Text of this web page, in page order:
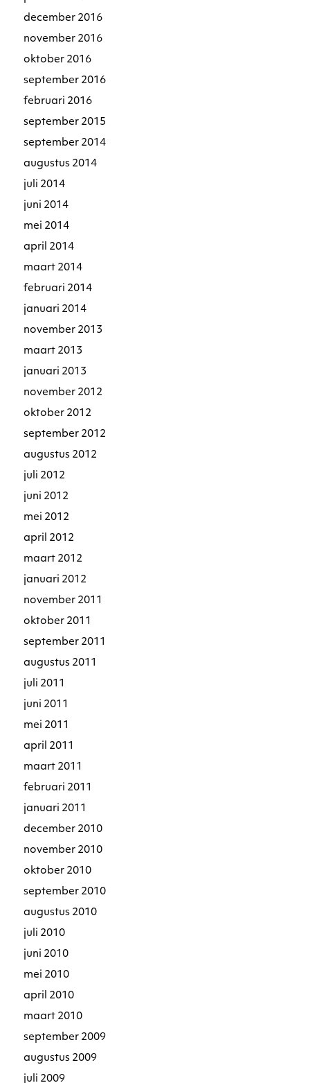
december 2016
november 2016
oktober 2016
september 2016
februari 2016
september 2015
september 2014
augustus 2014
juli 2014
juni 2014
mei 2014
april 2014
maart 2014
februari 2014
januari 2014
november 2013
maart 2013
januari 2013
november 2012
oktober 2012
september 2012
augustus 2012
juli 2012
juni 2012
mei 2012
april 2012
maart 2012
januari 2012
november 2011
oktober 2011
september 2011
augustus 2011
juli 2011
juni 2011
mei 2011
april 2011
maart 2011
februari 2011
januari 2011
december 2010
november 2010
oktober 2010
september 2010
augustus 2010
juli 2010
juni 2010
mei 2010
april 2010
maart 2010
september 2009
augustus 2009
juli 2009